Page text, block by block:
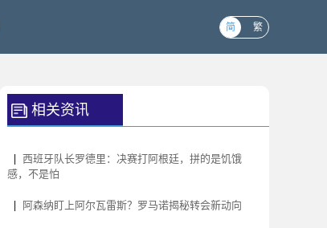
简 繁
相关资讯
| 西班牙队长罗德里：决赛打阿根廷，拼的是饥饿
感，不是怕
| 阿森纳盯上阿尔瓦雷斯？罗马诺揭秘转会新动向